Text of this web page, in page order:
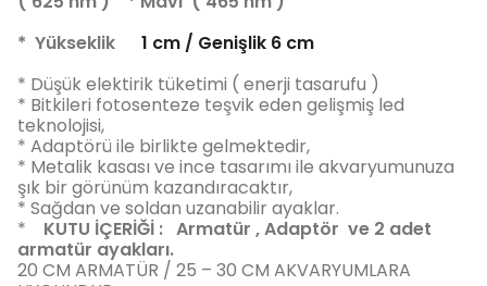
* Yükseklik
1 cm / Genişlik 6 cm
* Düşük elektirik tüketimi ( enerji tasarufu )
* Bitkileri fotosenteze teşvik eden gelişmiş led
teknolojisi,
* Adaptörü ile birlikte gelmektedir,
* Metalik kasası ve ince tasarımı ile akvaryumunuza
şık bir görünüm kazandıracaktır,
* Sağdan ve soldan uzanabilir ayaklar.
* KUTU İÇERİĞİ : Armatür , Adaptör ve 2 adet
armatür ayakları.
20 CM ARMATÜR / 25 – 30 CM AKVARYUMLARA